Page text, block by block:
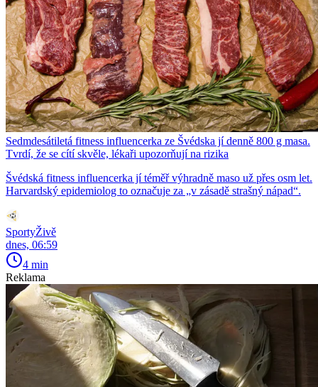
Sedmdesátiletá fitness influencerka ze Švédska jí denně 800 g masa.
Tvrdí, že se cítí skvěle, lékaři upozorňují na rizika
Švédská fitness influencerka jí téměř výhradně maso už přes osm let.
Harvardský epidemiolog to označuje za „v zásadě strašný nápad“.
SportyŽivě
dnes, 06:59
4 min
Reklama